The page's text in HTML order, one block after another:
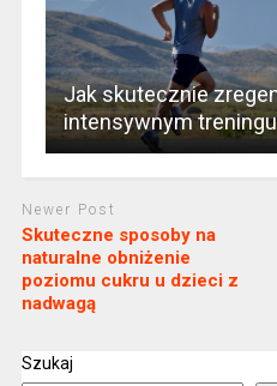
Jak skutecznie
intensywnym
Newer Post
Skuteczne sposoby na
naturalne obniżenie
poziomu cukru u dzieci z
nadwagą
Szukaj